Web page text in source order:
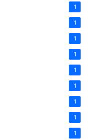
1
1
1
1
1
1
1
1
1